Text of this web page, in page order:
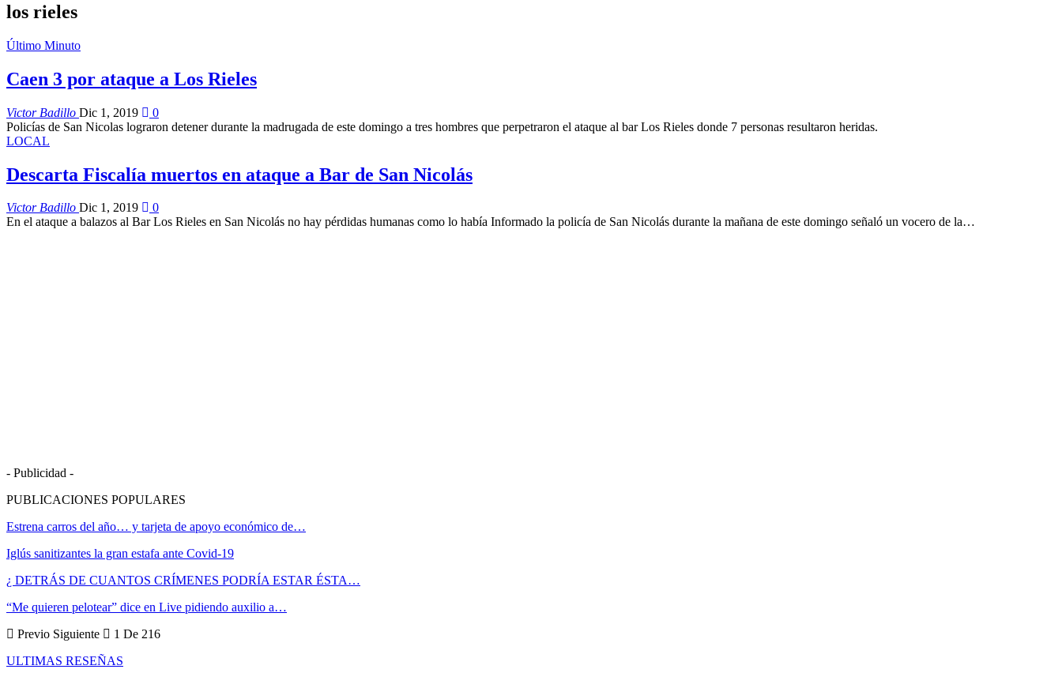
los rieles
Último Minuto
Caen 3 por ataque a Los Rieles
Victor Badillo Dic 1, 2019
0
Policías de San Nicolas lograron detener durante la madrugada de este domingo a tres hombres que perpetraron el ataque al bar Los Rieles donde 7 personas resultaron heridas.
LOCAL
Descarta Fiscalía muertos en ataque a Bar de San Nicolás
Victor Badillo Dic 1, 2019
0
En el ataque a balazos al Bar Los Rieles en San Nicolás no hay pérdidas humanas como lo había Informado la policía de San Nicolás durante la mañana de este domingo señaló un vocero de la…
- Publicidad -
PUBLICACIONES POPULARES
Estrena carros del año… y tarjeta de apoyo económico de…
Iglús sanitizantes la gran estafa ante Covid-19
¿ DETRÁS DE CUANTOS CRÍMENES PODRÍA ESTAR ÉSTA…
“Me quieren pelotear” dice en Live pidiendo auxilio a…
Previo Siguiente
1 De 216
ULTIMAS RESEÑAS